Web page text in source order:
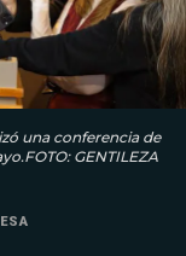
una conferencia de
GENTILEZA